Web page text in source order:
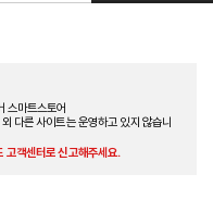
스마트스토어
다른 사이트는 운영하고 있지 않습니
고객센터로 신고해주세요.